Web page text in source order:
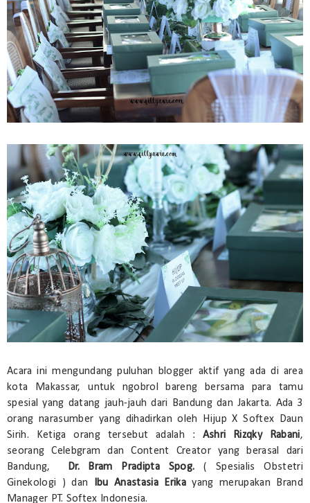
Acara ini mengundang puluhan blogger aktif yang ada di area
kota Makassar, untuk ngobrol bareng bersama para tamu
spesial yang datang jauh-jauh dari Bandung dan Jakarta. Ada 3
orang narasumber yang dihadirkan oleh Hijup X Softex Daun
Sirih. Ketiga orang tersebut adalah : Ashri Rizqky Rabani,
seorang Celebgram dan Content Creator yang berasal dari
Bandung, Dr. Bram Pradipta Spog. ( Spesialis Obstetri
Ginekologi ) dan
Ibu Anastasia Erikayang merupakan Brand
Manager PT. Softex Indonesia.